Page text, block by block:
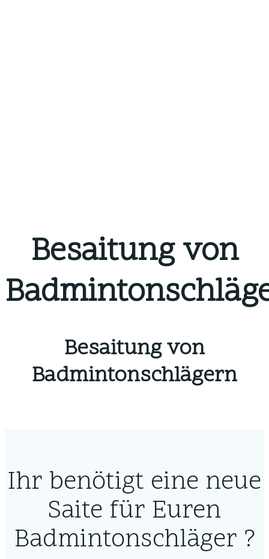
Besaitung von
Besaitung von
Badmintonschlägern
Ihr benötigt eine neue
Saite für Euren
Badmintonschläger ?